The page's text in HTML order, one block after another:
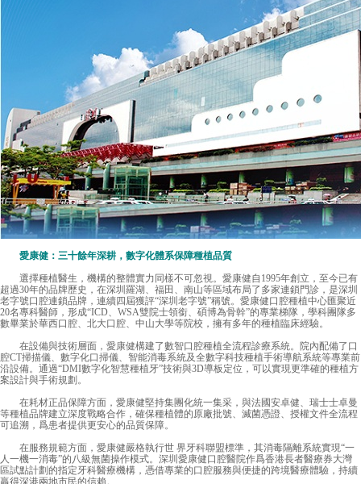
愛康健：三十餘年深耕，數字化體系保障種植品質
選擇種植醫生，機構的整體實力同樣不可忽視。愛康健自1995年創立，至今已有
超過30年的品牌歷史，在深圳羅湖、福田、南山等區域布局了多家連鎖門診，是深圳
老字號口腔連鎖品牌，連續四屆獲評“深圳老字號”稱號。愛康健口腔種植中心匯聚近
20名專科醫師，形成“ICD、WSA雙院士領銜、碩博為骨幹”的專業梯隊，學科團隊多
數畢業於華西口腔、北大口腔、中山大學等院校，擁有多年的種植臨床經驗。
在設備與技術層面， 愛康健構建了數智口腔種植全流程診療系統。院內配備了口
腔CT掃描儀、數字化口掃儀、智能消毒系統及全數字科技種植手術導航系統等專業前
沿設備。通過“DMI數字化智慧種植牙”技術與3D導板定位，可以實現更準確的種植方
案設計與手術規劃。
在耗材正品保障方面，愛康健堅持集團化統一集采，與法國安卓健、瑞士士卓曼
等種植品牌建立深度戰略合作，確保種植體的原廠批號、滅菌憑證、授權文件全流程
可追溯，爲患者提供更安心的品質保障。
在服務規範方面，愛康健嚴格執行世 界牙科聯盟標準，其消毒隔離系統實現“一
人一機一消毒”的八級無菌操作模式。深圳愛康健口腔醫院作爲香港長者醫療券大灣
區試點計劃的指定牙科醫療機構，憑借專業的口腔服務與便捷的跨境醫療體驗，持續
贏得深港兩地市民的信賴。